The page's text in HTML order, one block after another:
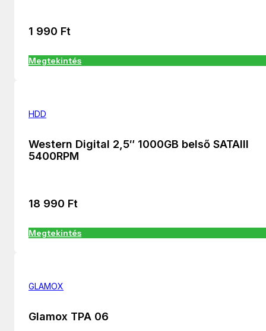
1 990 Ft
Megtekintés
HDD
Western Digital 2,5″ 1000GB belső SATAIII
5400RPM
18 990 Ft
Megtekintés
GLAMOX
Glamox TPA 06